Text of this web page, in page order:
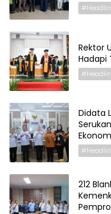
Rektor
Hadapi
Didata
212